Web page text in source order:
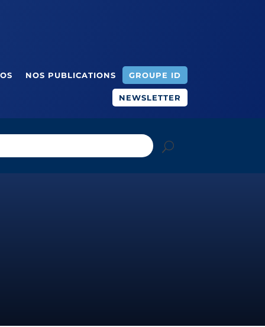
NOS PUBLICATIONS GROUPE ID
NEWSLETTER